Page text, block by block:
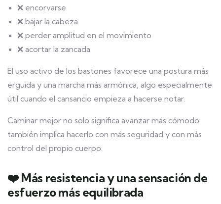
❌ encorvarse
❌ bajar la cabeza
❌ perder amplitud en el movimiento
❌ acortar la zancada
El uso activo de los bastones favorece una postura más
erguida y una marcha más armónica, algo especialmente
útil cuando el cansancio empieza a hacerse notar.
Caminar mejor no solo significa avanzar más cómodo:
también implica hacerlo con más seguridad y con más
control del propio cuerpo.
❤️ Más resistencia y una sensación de
esfuerzo más equilibrada